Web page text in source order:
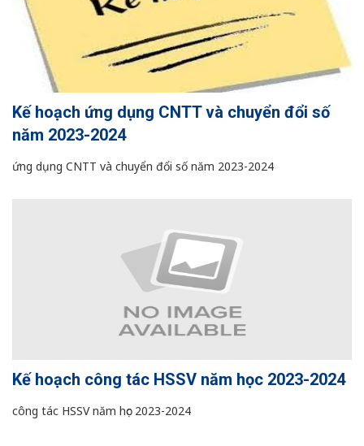
Kế hoạch ứng dụng CNTT và chuyển đổi số
năm 2023-2024
ứng dụng CNTT và chuyển đổi số năm 2023-2024
Kế hoạch công tác HSSV năm học 2023-2024
công tác HSSV năm học 2023-2024